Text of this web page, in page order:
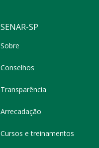
SENAR-SP
Sobre
Conselhos
Transparência
Arrecadação
Cursos e treinamentos